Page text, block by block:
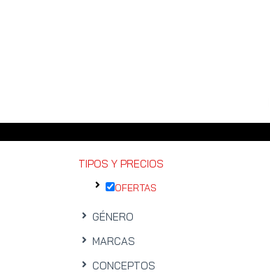
TIPOS Y PRECIOS
OFERTAS
GÉNERO
MARCAS
CONCEPTOS